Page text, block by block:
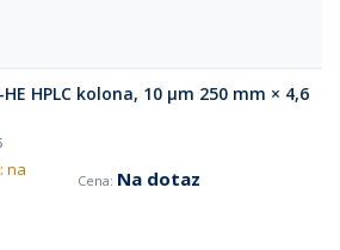
HPLC kolona, 10 µm 250 mm × 4,6
na
Na dotaz